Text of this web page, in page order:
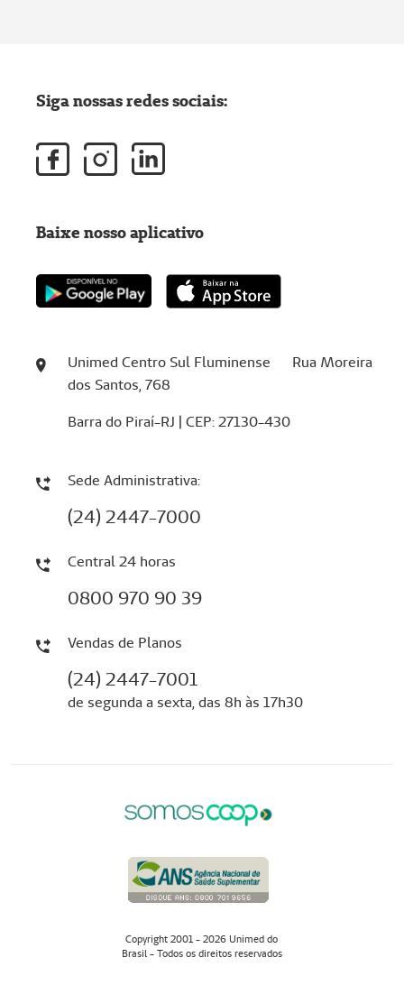
Unimed Centro Sul Fluminense Rua Moreira
dos Santos, 768
Barra do Piraí-RJ | CEP: 27130-430
Sede Administrativa:
(24) 2447-7000
Central 24 horas
0800 970 90 39
Vendas de Planos
(24) 2447-7001
de segunda a sexta, das 8h às 17h30
Siga nossas redes sociais:
Baixe nosso aplicativo
Copyright 2001 - 2026 Unimed do
Brasil - Todos os direitos reservados